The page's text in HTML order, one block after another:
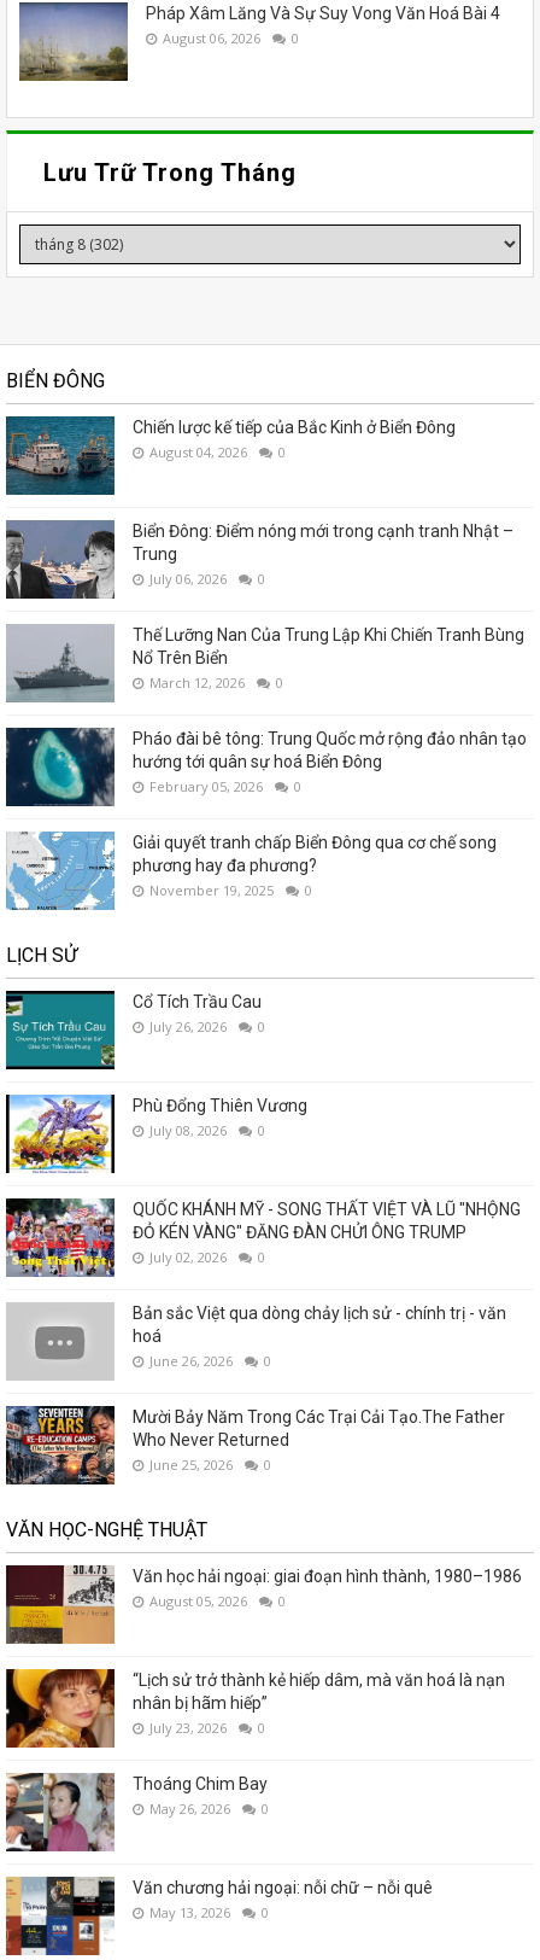
Pháp Xâm Lăng Và Sự Suy Vong Văn Hoá Bài 4
August 06, 2026 0
Lưu Trữ Trong Tháng
BIỂN ĐÔNG
Chiến lược kế tiếp của Bắc Kinh ở Biển Đông
August 04, 2026 0
Biển Đông: Điểm nóng mới trong cạnh tranh Nhật –
Trung
July 06, 2026 0
Thế Lưỡng Nan Của Trung Lập Khi Chiến Tranh Bùng
Nổ Trên Biển
March 12, 2026 0
Pháo đài bê tông: Trung Quốc mở rộng đảo nhân tạo
hướng tới quân sự hoá Biển Đông
February 05, 2026 0
Giải quyết tranh chấp Biển Đông qua cơ chế song
phương hay đa phương?
November 19, 2025 0
LỊCH SỬ
Cổ Tích Trầu Cau
July 26, 2026 0
Phù Đổng Thiên Vương
July 08, 2026 0
QUỐC KHÁNH MỸ - SONG THẤT VIỆT VÀ LŨ "NHỘNG
ĐỎ KÉN VÀNG" ĐĂNG ĐÀN CHỬI ÔNG TRUMP
July 02, 2026 0
Bản sắc Việt qua dòng chảy lịch sử - chính trị - văn
hoá
June 26, 2026 0
Mười Bảy Năm Trong Các Trại Cải Tạo.The Father
Who Never Returned
June 25, 2026 0
VĂN HỌC-NGHỆ THUẬT
Văn học hải ngoại: giai đoạn hình thành, 1980–1986
August 05, 2026 0
“Lịch sử trở thành kẻ hiếp dâm, mà văn hoá là nạn
nhân bị hãm hiếp”
July 23, 2026 0
Thoáng Chim Bay
May 26, 2026 0
Văn chương hải ngoại: nỗi chữ – nỗi quê
May 13, 2026 0